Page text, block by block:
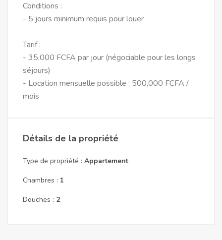
Conditions :
- 5 jours minimum requis pour louer
Tarif :
- 35,000 FCFA par jour (négociable pour les longs
séjours)
- Location mensuelle possible : 500,000 FCFA /
mois
Détails de la propriété
Type de propriété : Appartement
Chambres : 1
Douches : 2